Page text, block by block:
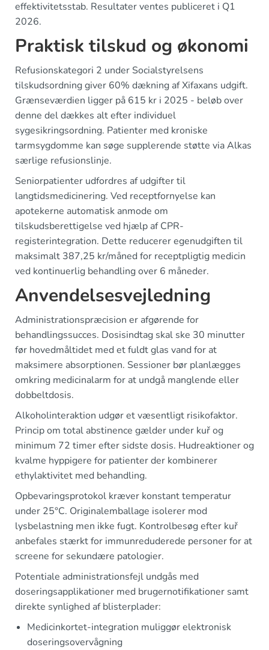
effektivitetsstab. Resultater ventes publiceret i Q1
2026.
Praktisk tilskud og økonomi
Refusionskategori 2 under Socialstyrelsens
tilskudsordning giver 60% dækning af Xifaxans udgift.
Grænseværdien ligger på 615 kr i 2025 - beløb over
denne del dækkes alt efter individuel
sygesikringsordning. Patienter med kroniske
tarmsygdomme kan søge supplerende støtte via Alkas
særlige refusionslinje.
Seniorpatienter udfordres af udgifter til
langtidsmedicinering. Ved receptfornyelse kan
apotekerne automatisk anmode om
tilskudsberettigelse ved hjælp af CPR-
registerintegration. Dette reducerer egenudgiften til
maksimalt 387,25 kr/måned for receptpligtig medicin
ved kontinuerlig behandling over 6 måneder.
Anvendelsesvejledning
Administrationspræcision er afgørende for
behandlingssucces. Dosisindtag skal ske 30 minutter
før hovedmåltidet med et fuldt glas vand for at
maksimere absorptionen. Sessioner bør planlægges
omkring medicinalarm for at undgå manglende eller
dobbeltdosis.
Alkoholinteraktion udgør et væsentligt risikofaktor.
Princip om total abstinence gælder under kuř og
minimum 72 timer efter sidste dosis. Hudreaktioner og
kvalme hyppigere for patienter der kombinerer
ethylaktivitet med behandling.
Opbevaringsprotokol kræver konstant temperatur
under 25°C. Originalemballage isolerer mod
lysbelastning men ikke fugt. Kontrolbesøg efter kuř
anbefales stærkt for immunreduderede personer for at
screene for sekundære patologier.
Potentiale administrationsfejl undgås med
doseringsapplikationer med brugernotifikationer samt
direkte synlighed af blisterplader:
Medicinkortet-integration muliggør elektronisk
doseringsovervågning